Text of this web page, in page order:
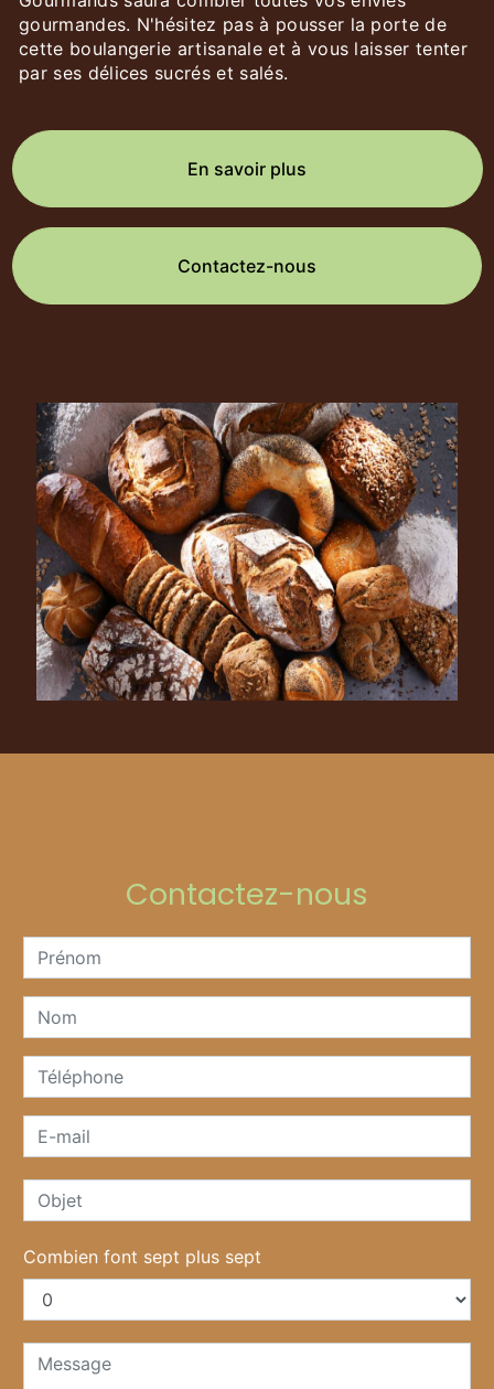
gourmandes. N'hésitez pas à pousser la porte de
cette boulangerie artisanale et à vous laisser tenter
par ses délices sucrés et salés.
En savoir plus
Contactez-nous
Contactez-nous
Combien font sept plus sept